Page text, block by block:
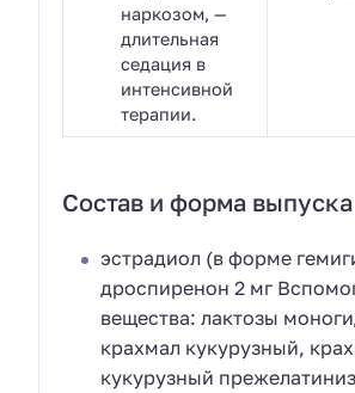
наркозом, —
длительная
седация в
интенсивной
терапии.
Состав и форма выпуска
эстрадиол (в форме
дроспиренон 2 мг
вещества: лактозы
крахмал кукурузный,
кукурузный